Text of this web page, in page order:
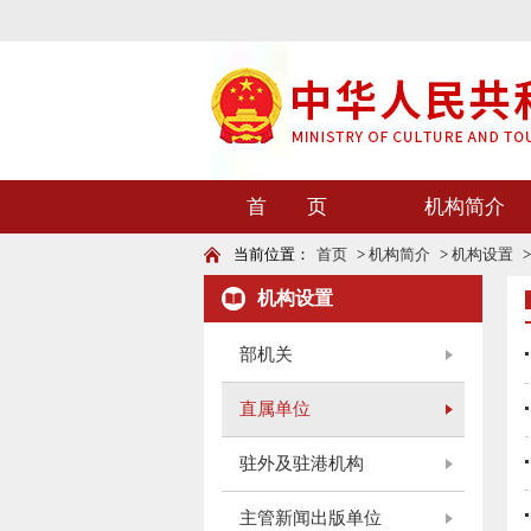
首 页 机构简介
当前位置： 首页 > 机构简介 > 机构设置
机构设置
部机关
直属单位
驻外及驻港机构
主管新闻出版单位